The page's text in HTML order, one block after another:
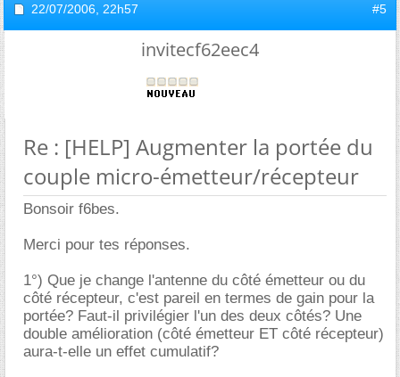
22/07/2006, 22h57 #5
invitecf62eec4
Re : [HELP] Augmenter la portée du
couple micro-émetteur/récepteur
Bonsoir f6bes.
Merci pour tes réponses.
1°) Que je change l'antenne du côté émetteur ou du
côté récepteur, c'est pareil en termes de gain pour la
portée? Faut-il privilégier l'un des deux côtés? Une
double amélioration (côté émetteur ET côté récepteur)
aura-t-elle un effet cumulatif?